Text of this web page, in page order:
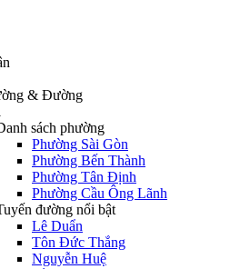
& Đường
sách phường
Phường Sài Gòn
Phường Bến Thành
Phường Tân Định
Phường Cầu Ông Lãnh
đường nổi bật
Lê Duẩn
Tôn Đức Thắng
Nguyễn Huệ